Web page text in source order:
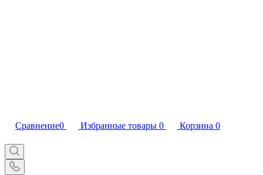
Сравнение0 Избранные товары 0 Корзина 0